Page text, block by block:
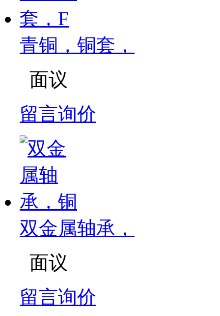
青铜，铜套，
面议
留言询价
双金属轴承，
面议
留言询价